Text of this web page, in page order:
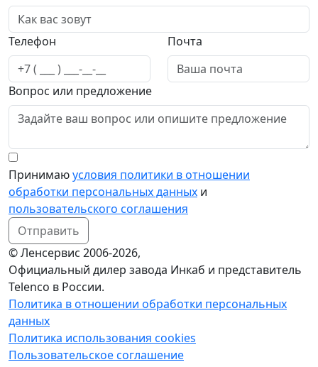
Телефон Почта
Вопрос или предложение
Принимаюусловия политики в отношении
обработки персональных данных и
пользовательского соглашения
Отправить
© Ленсервис 2006-2026,
Официальный дилер завода Инкаб и представитель
Telenco в России.
Политика в отношении обработки персональных
данных
Политика использования cookies
Пользовательское соглашение